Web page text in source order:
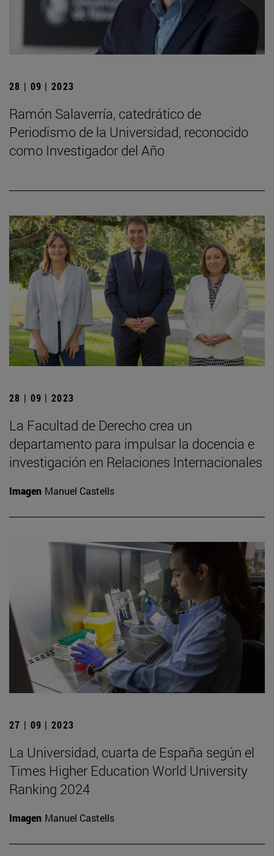
28 | 09 | 2023
Ramón Salaverría, catedrático de
Periodismo de la Universidad, reconocido
como Investigador del Año
28 | 09 | 2023
La Facultad de Derecho crea un
departamento para impulsar la docencia e
investigación en Relaciones Internacionales
Imagen Manuel Castells
27 | 09 | 2023
La Universidad, cuarta de España según el
Times Higher Education World University
Ranking 2024
Imagen Manuel Castells